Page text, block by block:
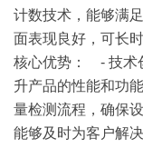
计数技术，能够满
面表现良好，可长
核心优势 ： - 技术
升产品的性能和功
量检测流程，确保
能够及时为客户解